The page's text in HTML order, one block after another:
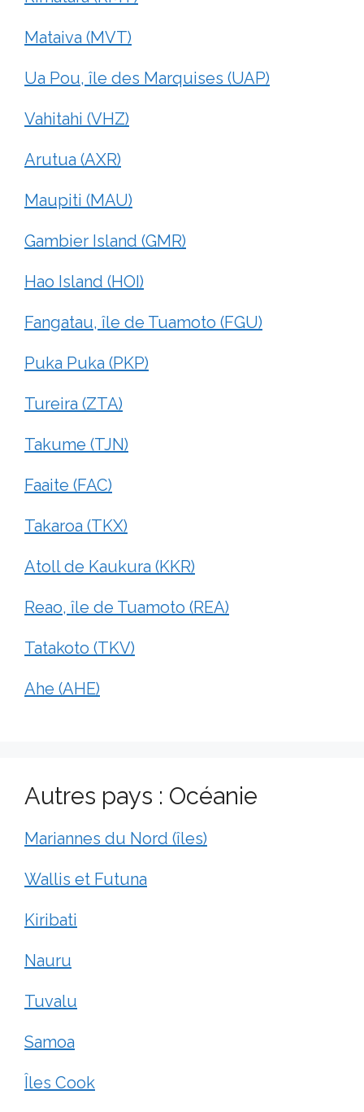
Mataiva (MVT)
Ua Pou, île des Marquises (UAP)
Vahitahi (VHZ)
Arutua (AXR)
Maupiti (MAU)
Gambier Island (GMR)
Hao Island (HOI)
Fangatau, île de Tuamoto (FGU)
Puka Puka (PKP)
Tureira (ZTA)
Takume (TJN)
Faaite (FAC)
Takaroa (TKX)
Atoll de Kaukura (KKR)
Reao, île de Tuamoto (REA)
Tatakoto (TKV)
Ahe (AHE)
Autres pays : Océanie
Mariannes du Nord (îles)
Wallis et Futuna
Kiribati
Nauru
Tuvalu
Samoa
Îles Cook